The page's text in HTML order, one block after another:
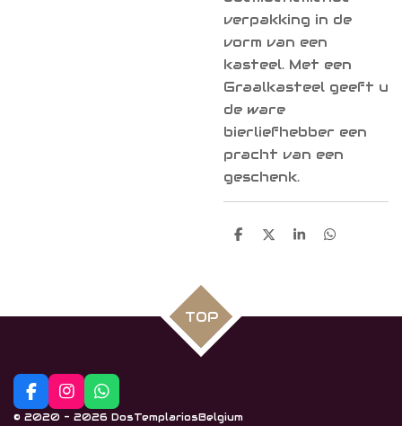
verpakking in de
vorm van een
kasteel. Met een
Graalkasteel geeft u
de ware
bierliefhebber een
pracht van een
geschenk.
D
D
S
D
TOP
F
a
I
n
W
h
© 2020 - 2026 DosTemplariosBelgium